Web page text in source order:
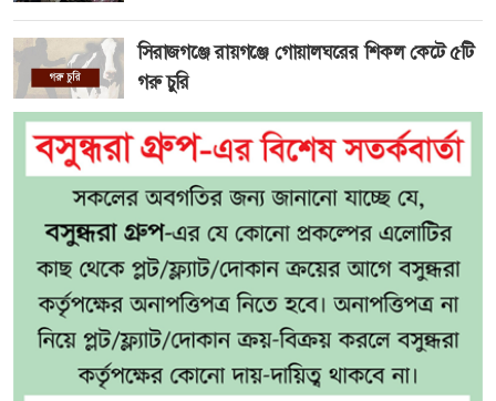
সিরাজগঞ্জে রায়গঞ্জে গোয়ালঘরের শিকল কেটে ৫টি
গরু চুরি